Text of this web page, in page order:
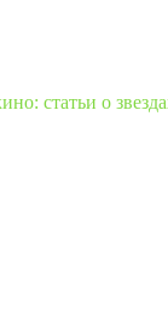
статьи о